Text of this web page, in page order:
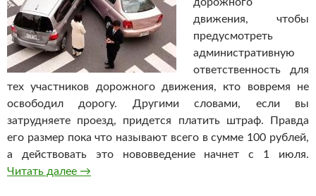
движения, чтобы
предусмотреть
административную
ответственность для
тех участников дорожного движения, кто вовремя не
освободил дорогу. Другими словами, если вы
затрудняете проезд, придется платить штраф. Правда
его размер пока что называют всего в сумме 100 рублей,
а действовать это нововведение начнет с 1 июля.
Читать далее Затруднил проезд — плати штраф!
→